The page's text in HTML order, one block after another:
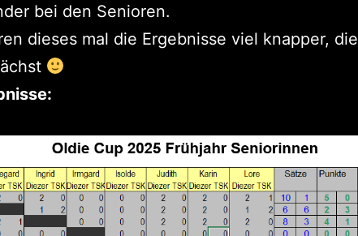
bei den Senioren.
dieses mal die Ergebnisse viel knapper, die